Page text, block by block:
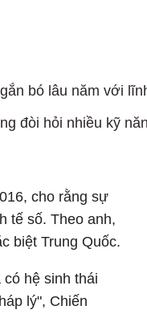
bó lâu năm với
đòi hỏi nhiều kỹ
cho rằng sự
tế số. Theo anh,
biệt Trung Quốc.
hệ sinh thái
lý", Chiến